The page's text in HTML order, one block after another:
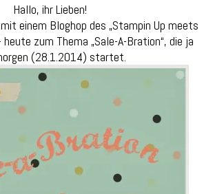
Hallo, ihr Lieben!
einem Bloghop des „Stampin Up meets
zum Thema „Sale-A-Bration“, die ja
(28.1.2014) startet.